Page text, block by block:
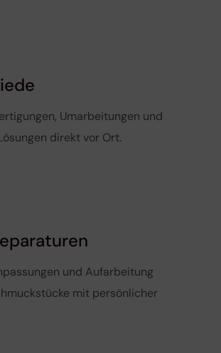
Umarbeitungen und
direkt vor Ort.
und Aufarbeitung
mit persönlicher